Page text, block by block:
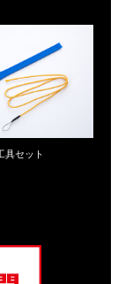
具セット